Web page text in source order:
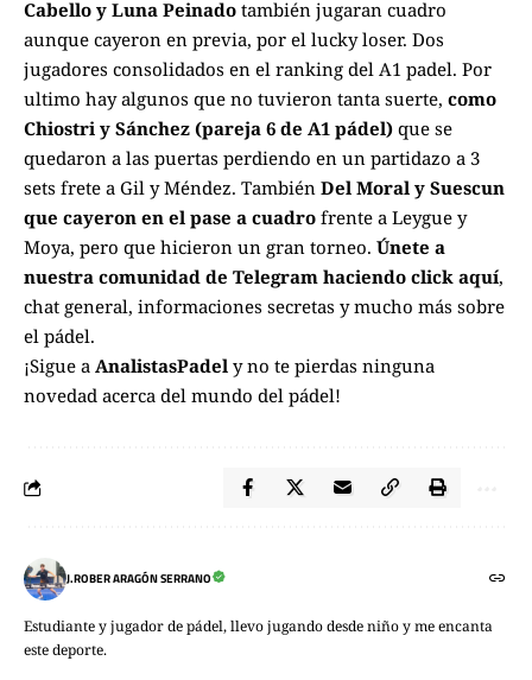
Cabello y Luna Peinado también jugaran cuadro
aunque cayeron en previa, por el lucky loser. Dos
jugadores consolidados en el ranking del A1 padel. Por
ultimo hay algunos que no tuvieron tanta suerte, como
Chiostri y Sánchez (pareja 6 de A1 pádel) que se
quedaron a las puertas perdiendo en un partidazo a 3
sets frete a Gil y Méndez. También Del Moral y Suescun
que cayeron en el pase a cuadro frente a Leygue y
Moya, pero que hicieron un gran torneo. Únete a
nuestra comunidad de Telegram haciendo click aquí,
chat general, informaciones secretas y mucho más sobre
el pádel.
¡Sigue a AnalistasPadel y no te pierdas ninguna
novedad acerca del mundo del pádel!
J.ROBER ARAGÓN SERRANO
Estudiante y jugador de pádel, llevo jugando desde niño y me encanta
este deporte.